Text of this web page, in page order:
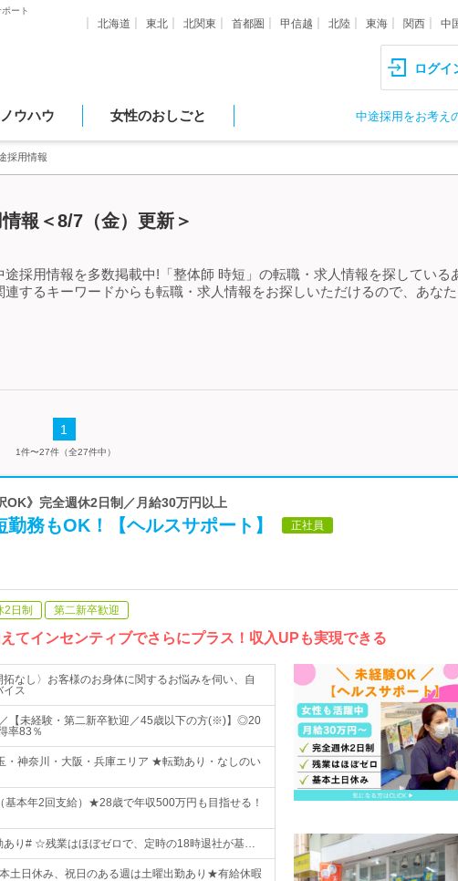
ート
北海道 東北 北関東 首都圏 甲信越 北陸 東海 関西 中
ログイ
ウハウ 女性のおしごと 中途採用をお考え
採用情報
報＜8/7（金）更新＞
採用情報を多数掲載中!「整体師 時短」の転職・求人情報を探している
するキーワードからも転職・求人情報をお探しいただけるので、あな
1
1件〜27件（全27件中）
》完全週休2日制／月給30万円以上
務もOK！【ヘルスサポート】 正社員
2日制 第二新卒歓迎
てインセンティブでさらにプラス！収入UPも実現できる
なし〉お客様のお身体に関するお悩みを伺い、自
イス
【未経験・第二新卒歓迎／45歳以下の方(※)】◎20
率83％
・神奈川・大阪・兵庫エリア ★転勤あり・なしのい
基本年2回支給）★28歳で年収500万円も目指せる！
り# ☆残業はほぼゼロで、定時の18時退社が基…
土日休み、祝日のある週は土曜出勤あり★有給休暇